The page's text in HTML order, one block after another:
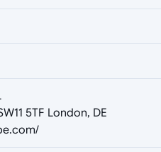
5TF London, DE